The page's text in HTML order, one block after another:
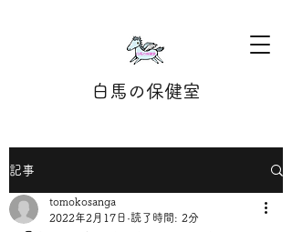
白馬の保健室
記事
tomokosanga
2022年2月17日 読了時間: 2分